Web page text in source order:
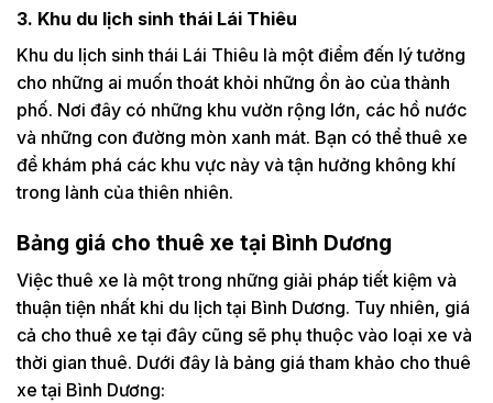
3. Khu du lịch sinh thái Lái Thiêu
Khu du lịch sinh thái Lái Thiêu là một điểm đến lý tưởng
cho những ai muốn thoát khỏi những ồn ào của thành
phố. Nơi đây có những khu vườn rộng lớn, các hồ nước
và những con đường mòn xanh mát. Bạn có thể thuê xe
để khám phá các khu vực này và tận hưởng không khí
trong lành của thiên nhiên.
Bảng giá cho thuê xe tại Bình Dương
Việc thuê xe là một trong những giải pháp tiết kiệm và
thuận tiện nhất khi du lịch tại Bình Dương. Tuy nhiên, giá
cả cho thuê xe tại đây cũng sẽ phụ thuộc vào loại xe và
thời gian thuê. Dưới đây là bảng giá tham khảo cho thuê
xe tại Bình Dương: